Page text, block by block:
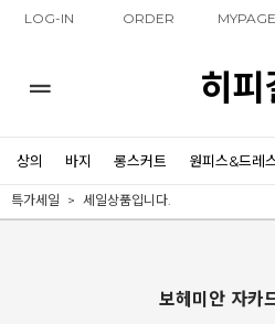
LOG-IN ORDER MYPAGE
히피
상의 바지 롱스커트 원피스&드레
특가세일 세일상품입니다.
보헤미안 자카